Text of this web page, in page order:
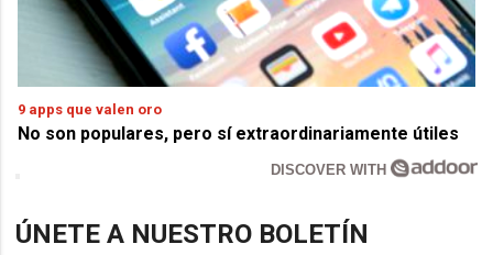
9 apps que valen oro
No son populares, pero sí extraordinariamente útiles
DISCOVER WITH
ÚNETE A NUESTRO BOLETÍN